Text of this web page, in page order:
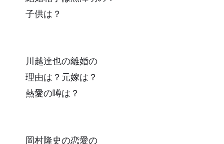
子供は？
川越達也の離婚の
理由は？元嫁は？
熱愛の噂は？
岡村隆史の恋愛の